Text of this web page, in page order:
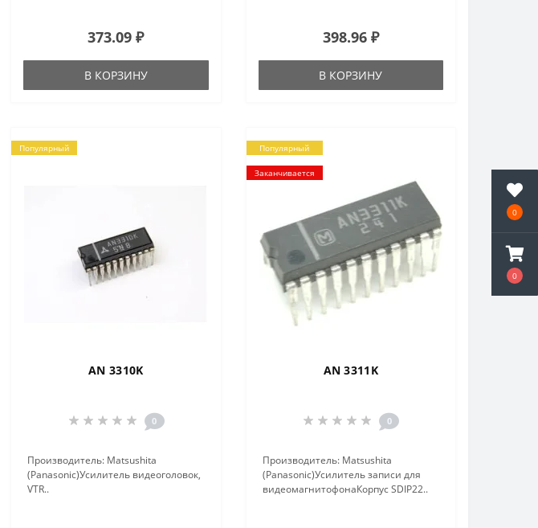
0
0
373.09 ₽
В КОРЗИНУ
398.96 ₽
В КОРЗИНУ
Популярный
AN 3310K
0
Производитель: Matsushita
(Panasonic)Усилитель видеоголовок,
VTR..
Популярный
Заканчивается
AN 3311K
0
Производитель: Matsushita
(Panasonic)Усилитель записи для
видеомагнитофонаКорпус SDIP22..